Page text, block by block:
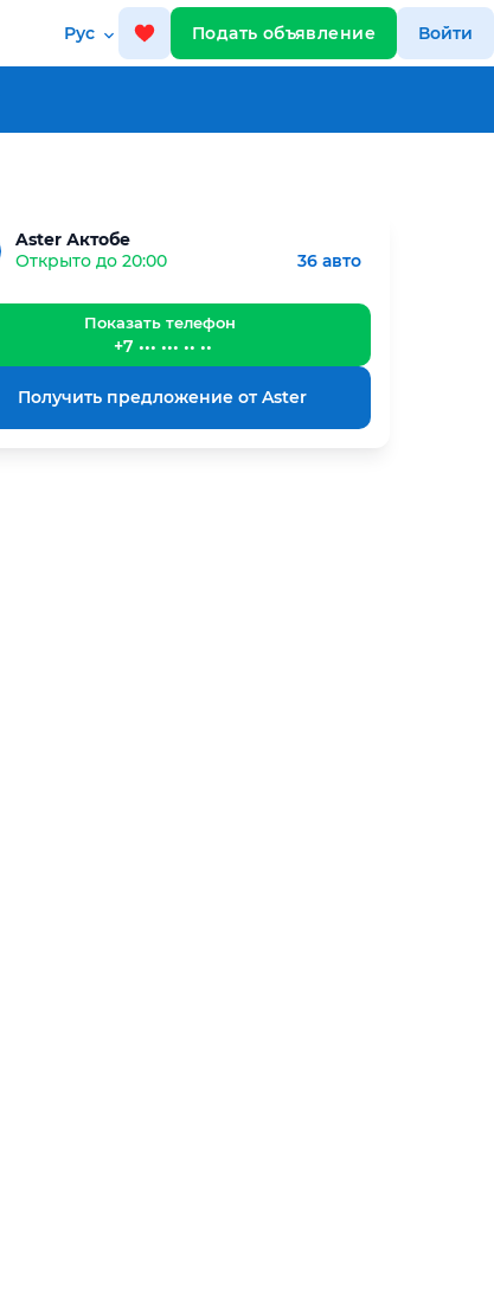
Рус Подать объявление Войти
Aster Актобе
Открыто до 20:00
36 авто
Показать телефон
+7 ••• ••• •• ••
Получить предложение от Aster